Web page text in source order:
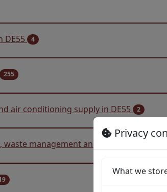
DE55 4
255
air conditioning supply in DE55 2
waste management and remediation
Privacy
What we